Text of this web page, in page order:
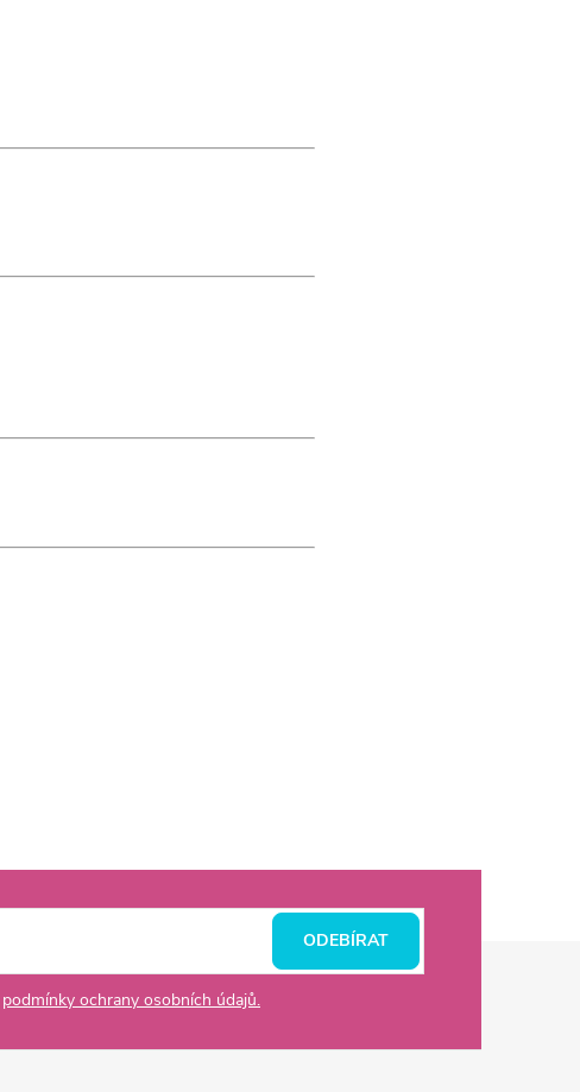
podmínky ochrany osobních údajů.
ODEBÍRAT